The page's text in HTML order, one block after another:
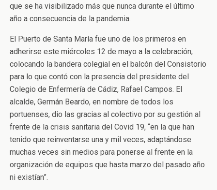
que se ha visibilizado más que nunca durante el último
año a consecuencia de la pandemia.
El Puerto de Santa María fue uno de los primeros en
adherirse este miércoles 12 de mayo a la celebración,
colocando la bandera colegial en el balcón del Consistorio
para lo que contó con la presencia del presidente del
Colegio de Enfermería de Cádiz, Rafael Campos. El
alcalde, Germán Beardo, en nombre de todos los
portuenses, dio las gracias al colectivo por su gestión al
frente de la crisis sanitaria del Covid 19, “en la que han
tenido que reinventarse una y mil veces, adaptándose
muchas veces sin medios para ponerse al frente en la
organización de equipos que hasta marzo del pasado año
ni existían”.